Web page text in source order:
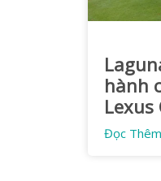
hành
Lexus
Đọc Thêm